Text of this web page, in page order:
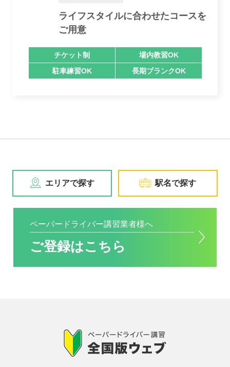
ライフスタイルに合わせたコースを
ご用意
チケット制
場内教習OK
駐車練習OK
長期ブランクOK
エリアで探す 駅名で探す
ペーパードライバー講習業者様へ
ご登録はこちら